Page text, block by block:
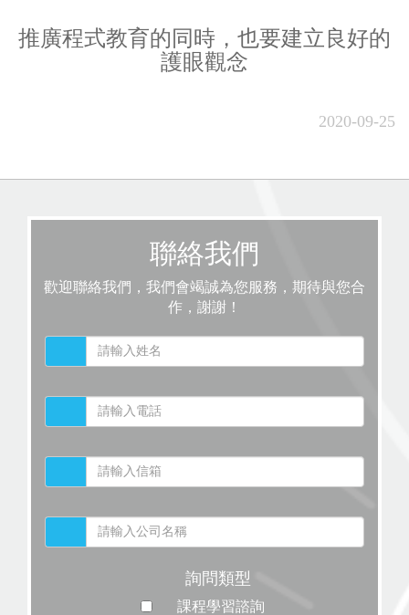
推廣程式教育的同時，也要建立良好的
護眼觀念
2020-09-25
聯絡我們
歡迎聯絡我們，我們會竭誠為您服務，期待與您合
作，謝謝！
詢問類型
課程學習諮詢